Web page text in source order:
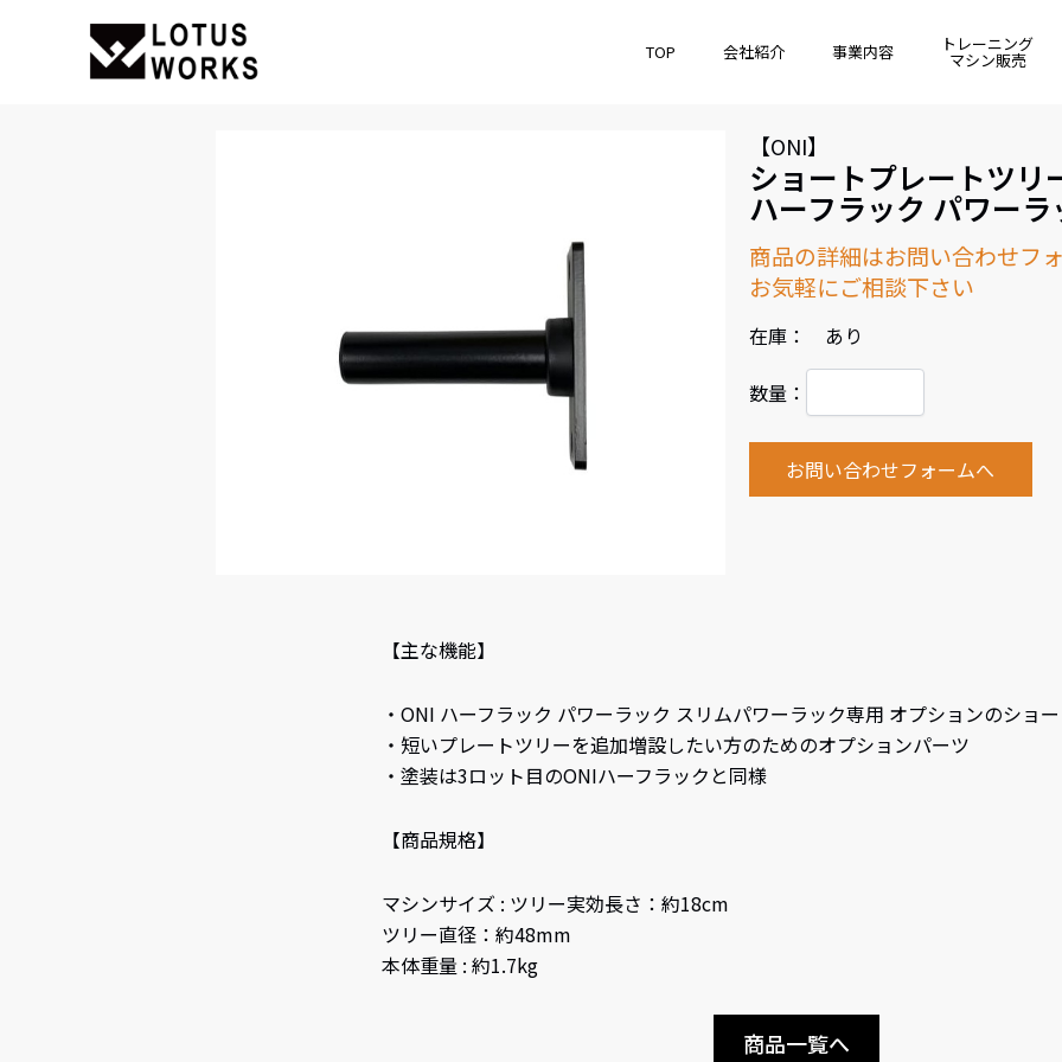
TOP 会社紹介 事業内容 トレーニング
マシン販売
【ONI】
ショートプレートツ
ハーフラック パワー
商品の詳細はお問い合わせフ
お気軽にご相談下さい
在庫： あり
数量：
お問い合わせフォームへ
【主な機能】
・ONI ハーフラック パワーラック スリムパワーラック専用 オプションのショ
・短いプレートツリーを追加増設したい方のためのオプションパーツ
・塗装は3ロット目のONIハーフラックと同様
【商品規格】
マシンサイズ : ツリー実効長さ：約18cm
ツリー直径：約48mm
本体重量 : 約1.7kg
商品一覧へ